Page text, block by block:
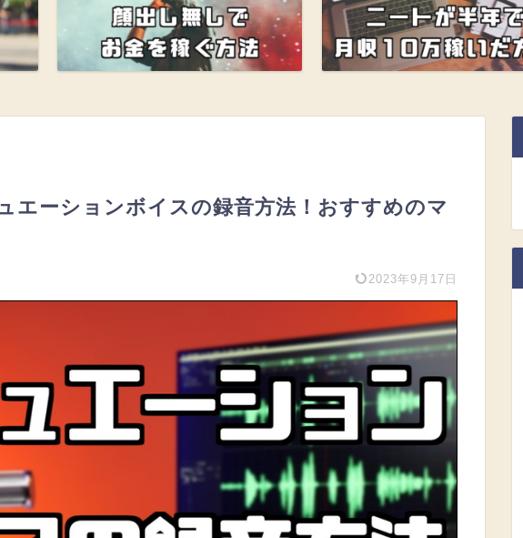
エーションボイスの録音方法！おすすめのマ
2023年9月17日